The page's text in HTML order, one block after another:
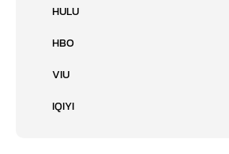
HULU
HBO
VIU
IQIYI